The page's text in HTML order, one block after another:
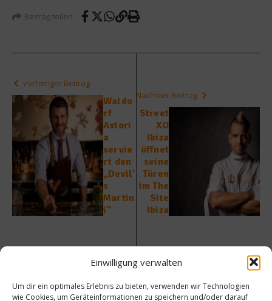
Einwilligung verwalten
Um dir ein optimales Erlebnis zu bieten, verwenden wir Technologien
wie Cookies, um Geräteinformationen zu speichern und/oder darauf
Beitrag teilen
vorheriger Beitrag
Waldo
rf
Astori
a
servie
rt den
„Devil’
s
Martin
i“
Nächster Beitrag
Street
XO
Ibiza
öffnet
seine
Türen
im The
Site
Ibiza